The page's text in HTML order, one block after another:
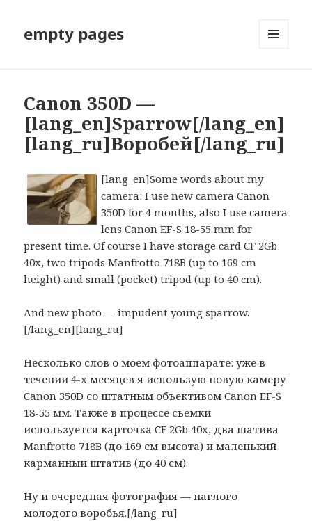
empty pages
Canon 350D —
[lang_en]Sparrow[/lang_en]
[lang_ru]Воробей[/lang_ru]
[lang_en]Some words about my
camera: I use new camera Canon
350D for 4 months, also I use camera
lens Canon EF-S 18-55 mm for
present time. Of course I have storage card CF 2Gb
40x, two tripods Manfrotto 718B (up to 169 cm
height) and small (pocket) tripod (up to 40 cm).
And new photo — impudent young sparrow.
[/lang_en][lang_ru]
Несколько слов о моем фотоаппарате: уже в
течении 4-х месяцев я использую новую камеру
Canon 350D со штатным объективом Canon EF-S
18-55 мм. Также в процессе сьемки
используется карточка CF 2Gb 40x, два шатива
Manfrotto 718B (до 169 см высота) и маленький
карманный штатив (до 40 см).
Ну и очередная фотография — наглого
молодого воробья.[/lang_ru]